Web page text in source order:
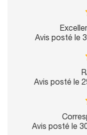
Avis posté le
Avis posté le
Avis posté le